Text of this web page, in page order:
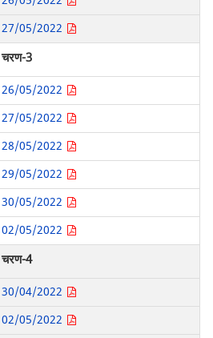
27/05/2022
चरण-3
26/05/2022
27/05/2022
28/05/2022
29/05/2022
30/05/2022
02/05/2022
चरण-4
30/04/2022
02/05/2022